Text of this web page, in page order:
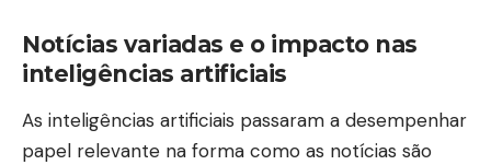
Notícias variadas e o impacto nas
inteligências artificiais
As inteligências artificiais passaram a desempenhar
papel relevante na forma como as notícias são